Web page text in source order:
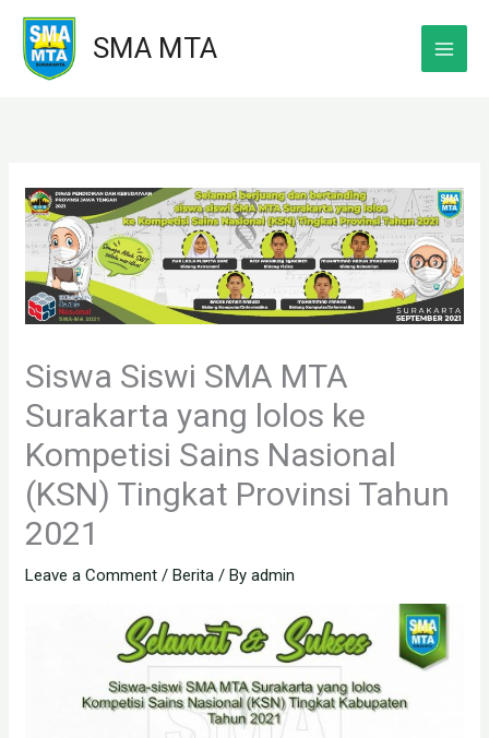
Skip
content
SMA MTA
Siswa Siswi SMA MTA
Surakarta yang lolos ke
Kompetisi Sains Nasional
(KSN) Tingkat Provinsi Tahun
2021
Leave a Comment / Berita / Byadmin